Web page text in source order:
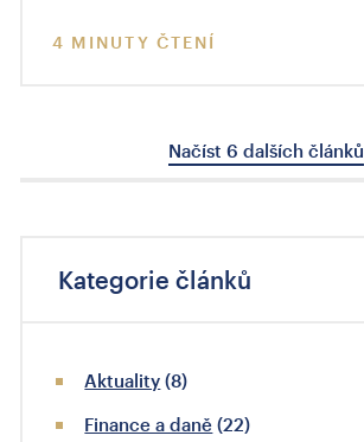
4 MINUTY ČTENÍ
Načíst 6 dalších článků
Kategorie článků
Aktuality (8)
Finance a daně (22)